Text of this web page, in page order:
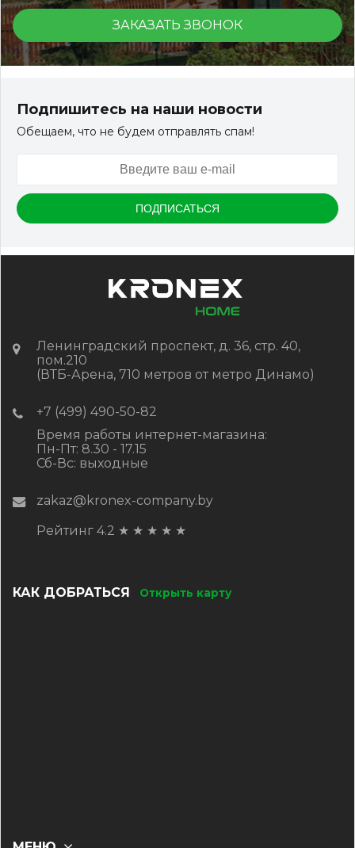
150*25*3000 мм.
КУПИТЬ
ЗАКАЗАТЬ ЗВОНОК
Подпишитесь на наши новости
Обещаем, что не будем отправлять спам!
Ленинградский проспект, д. 36, стр. 40,
пом.210
(ВТБ-Арена, 710 метров от метро Динамо)
+7 (499) 490-50-82
Время работы интернет-магазина:
Пн-Пт: 8.30 - 17.15
Сб-Вс: выходные
zakaz@kronex-company.by
Рейтинг 4.2 ★ ★ ★ ★ ★
КАК ДОБРАТЬСЯ Открыть карту